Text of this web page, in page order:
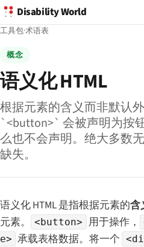
Disability World
工具包·术语表
概念
语义化 HTML
根据元素的含义而非默认外
`<button>` 会被声明为按
么也不会声明。绝大多数
缺失。
语义化 HTML 是指根据元素的含
元素。
<button> 用于操作，
e> 承载表格数据。将一个